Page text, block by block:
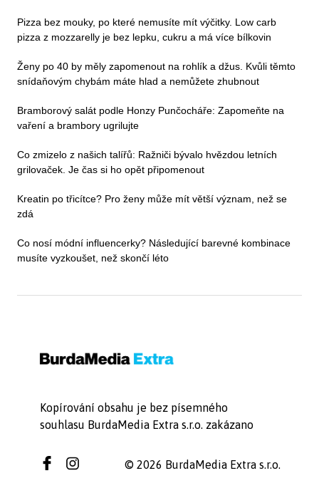
Pizza bez mouky, po které nemusíte mít výčitky. Low carb
pizza z mozzarelly je bez lepku, cukru a má více bílkovin
Ženy po 40 by měly zapomenout na rohlík a džus. Kvůli těmto
snídaňovým chybám máte hlad a nemůžete zhubnout
Bramborový salát podle Honzy Punčocháře: Zapomeňte na
vaření a brambory ugrilujte
Co zmizelo z našich talířů: Ražniči bývalo hvězdou letních
grilovaček. Je čas si ho opět připomenout
Kreatin po třicítce? Pro ženy může mít větší význam, než se
zdá
Co nosí módní influencerky? Následující barevné kombinace
musíte vyzkoušet, než skončí léto
Kopírování obsahu je bez písemného
souhlasu BurdaMedia Extra s.r.o. zakázano
© 2026 BurdaMedia Extra s.r.o.